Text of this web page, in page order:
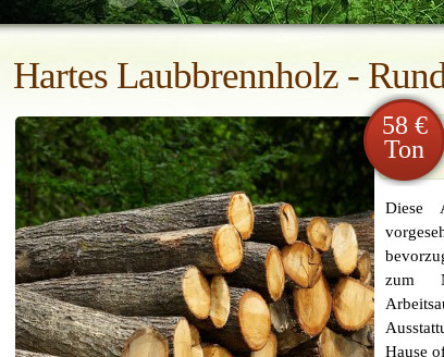
Hartes Laubbrennholz -
58 €
Ton
Diese
zum
Hause